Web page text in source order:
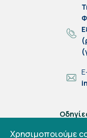
Χρησιμοποιούμε